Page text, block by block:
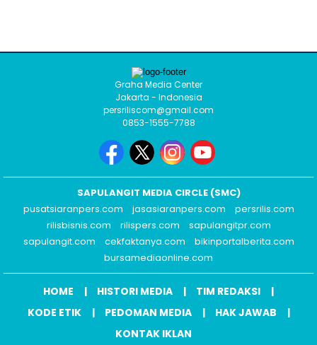
Graha Media Center
Jakarta - Indonesia
persriliscom@gmail.com
0853-1555-7788
SAPULANGIT MEDIA CIRCLE (SMC)
pusatsiaranpers.com
jasasiaranpers.com
persrilis.com
rilisbisnis.com
rilispers.com
sapulangitpr.com
sapulangit.com
cekfaktanya.com
bikinportalberita.com
bursamediaonline.com
HOME HISTORI MEDIA
TIM REDAKSI
KODE ETIK
PEDOMAN MEDIA
HAK JAWAB
KONTAK IKLAN